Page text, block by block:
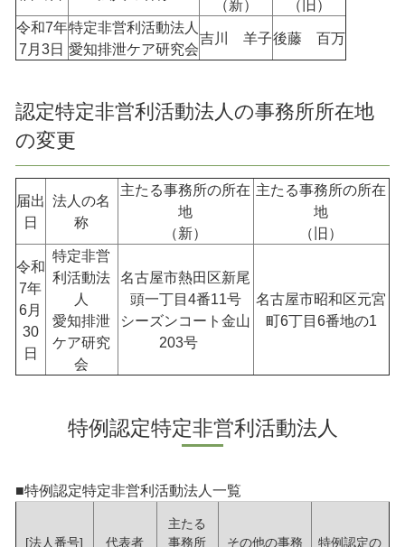
（新）
（旧）
令和7年
7月3日
特定非営利活動法人
愛知排泄ケア研究会
吉川 羊子後藤 百万
認定特定非営利活動法人の事務所所在地
の変更
届出
日
法人の名
称
主たる事務所の所在
地
（新）
主たる事務所の所在
地
（旧）
令和
7年
6月
30
日
特定非営
利活動法
人
愛知排泄
ケア研究
会
名古屋市熱田区新尾
頭一丁目4番11号
シーズンコート金山
203号
名古屋市昭和区元宮
町6丁目6番地の1
特例認定特定非営利活動法人
■特例認定特定非営利活動法人一覧
[法人番号]
代表者
主たる
事務所
その他の事務
特例認定の